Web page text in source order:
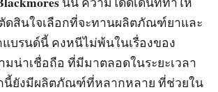
ฑ์เสริมอาหารมาทาน หรือกำลังจะ
กเพื่อน คนในครอบครัว หรือญาติ
กซื้อ Blackmores Cranberry
รองว่าคุ้มค่าคุ้มราคาอย่างแน่นอน
ดสินใจเลือกที่จะทานผลิตภัณฑ์ยาและ
แบรนด์นี้ คงหนีไม่พ้นในเรื่องของ
น่าเชื่อถือ ที่มีมาตลอดในระยะเวลา
นี้ยังมีผลิตภัณฑ์ที่หลากหลาย ที่ช่วยใน